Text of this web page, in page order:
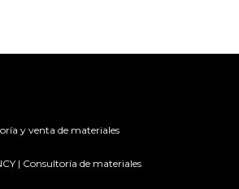
y venta de materiales
| Consultoría de materiales